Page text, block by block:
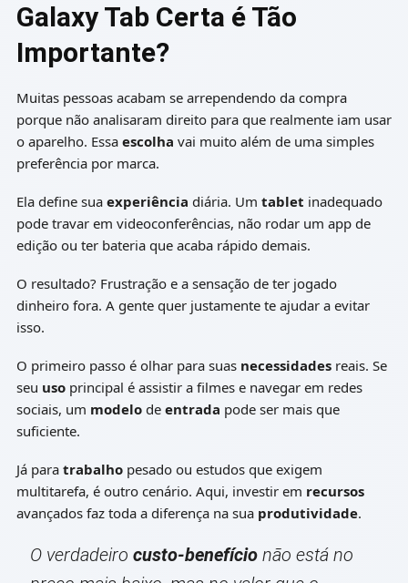
Galaxy Tab Certa é Tão
Importante?
Muitas pessoas acabam se arrependendo da compra
porque não analisaram direito para que realmente iam usar
o aparelho. Essa escolha vai muito além de uma simples
preferência por marca.
Ela define sua experiência diária. Um tablet inadequado
pode travar em videoconferências, não rodar um app de
edição ou ter bateria que acaba rápido demais.
O resultado? Frustração e a sensação de ter jogado
dinheiro fora. A gente quer justamente te ajudar a evitar
isso.
O primeiro passo é olhar para suas necessidadesreais. Se
seu usoprincipal é assistir a filmes e navegar em redes
sociais, um modelode entrada pode ser mais que
suficiente.
Já para trabalhopesado ou estudos que exigem
multitarefa, é outro cenário. Aqui, investir em recursos
avançados faz toda a diferença na sua produtividade.
O verdadeiro custo-benefícionão está no